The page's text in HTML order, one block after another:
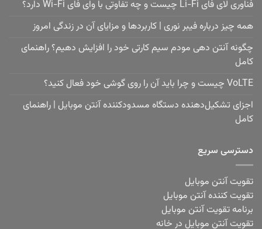
فناوری لای فای Li-Fi چیست و چه تفاوتی با وای فای Wi-Fi دارد؟
همه چیز درباره فیبر نوری | کاربردها و مزایای آن در زندگی امروز
چگونه آنتن دهی مودم سیم کارتی خود را افزایش دهیم؟ راهنمای
کامل
VoLTE چیست و چرا باید آن را روی گوشی خود فعال کنید؟
اجزای تشکیل‌دهنده دستگاه مسدودکننده آنتن موبایل | راهنمای
کامل
دسترسی سریع
تقویت آنتن موبایل
تقویت کننده آنتن موبایل
برنامه تقویت آنتن موبایل
تقویت آنتن موبایل در خانه